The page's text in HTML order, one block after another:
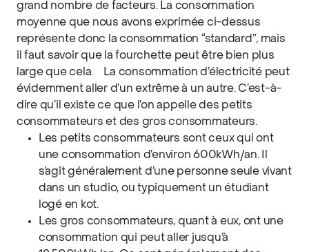
grand nombre de facteurs. La consommation
moyenne que nous avons exprimée ci-dessus
représente donc la consommation “standard”, mais
il faut savoir que la fourchette peut être bien plus
large que cela.
La consommation d’électricité peut
évidemment aller d’un extrême à un autre. C’est-à-
dire qu’il existe ce que l’on appelle des petits
consommateurs et des gros consommateurs.
Les petits consommateurs sont ceux qui ont
une consommation d’environ 600kWh/an. Il
s’agit généralement d’une personne seule vivant
dans un studio, ou typiquement un étudiant
logé en kot.
Les gros consommateurs, quant à eux, ont une
consommation qui peut aller jusqu’à